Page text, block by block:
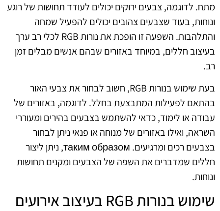
מתח. לדוגמה, צבעים ירוקים יכולים לעודד תחושות של רוגע
ונוחות, בעוד שצבעים צהובים יכולים להפעיל שמחה
והתלהבות. השפעה זו הופכת את נורות RGB לכלי רב ערך
בעיצוב חללים, במיוחד באזורים שבהם אנשים מבלים זמן
רב.
בעת שימוש בנורות RGB, חשוב לבחור את צבעי האור
בהתאם לפעילות המתבצעת בחלל. לדוגמה, באזורים של
עבודה או לימוד, כדאי להשתמש בצבעים בהירים ומעוררי
השראה, ואילו באזורים של מנוחה או פנאי ניתן לבחור
בצבעים רכים ומרגיעים. таким образом, ניתן ליצור
חללים שמדברים את השפה של הצבעים ומקנים תחושות
ונוחות.
שימוש בנורות RGB בעיצוב אירועים